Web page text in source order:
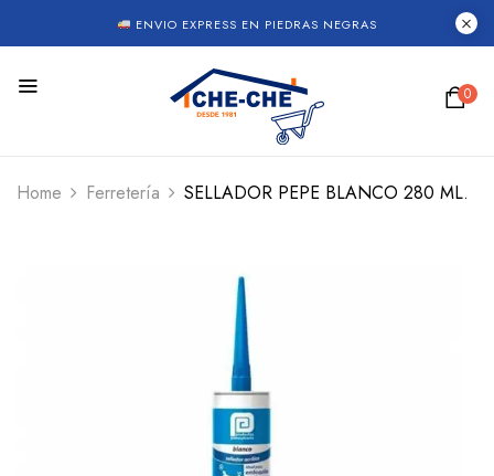
ENVIO EXPRESS EN PIEDRAS NEGRAS
0
Home Ferretería SELLADOR PEPE BLANCO 280 ML.